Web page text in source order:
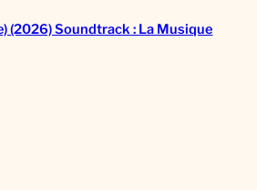
(2026) Soundtrack : La Musique